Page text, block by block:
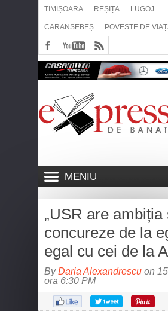
TIMIȘOARA REȘIȚA LUGOJ
CARANSEBEȘ POVESTE DE
MENIU
„USR are ambiția
concureze de la
egal cu cei de la
ByDaria Alexandrescu on
ora 6:30 PM